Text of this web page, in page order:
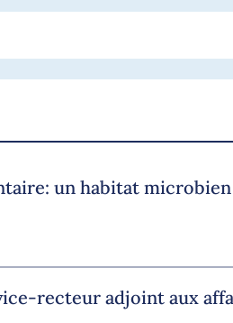
un habitat
recteur adjoint aux